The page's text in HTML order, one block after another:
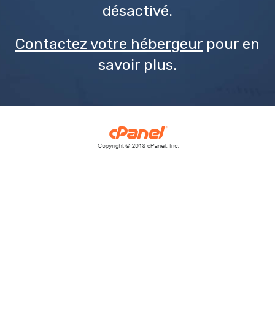
désactivé.
Contactez votre hébergeur pour en
savoir plus.